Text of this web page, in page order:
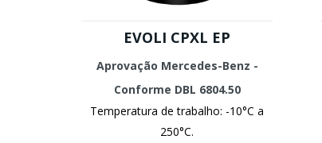
EVOLI CPXL EP
Aprovação Mercedes-Benz -
Conforme DBL 6804.50
Temperatura de trabalho: -10°C a
250°C.